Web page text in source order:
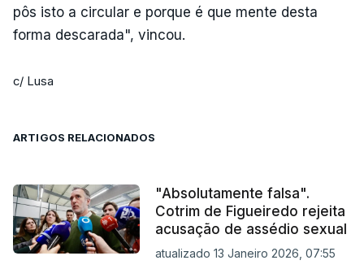
pôs isto a circular e porque é que mente desta
forma descarada", vincou.
c/ Lusa
ARTIGOS RELACIONADOS
"Absolutamente falsa".
Cotrim de Figueiredo rejeita
acusação de assédio sexual
atualizado 13 Janeiro 2026, 07:55